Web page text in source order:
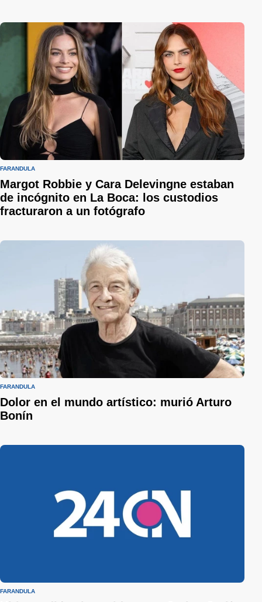
FARÁNDULA
Margot Robbie y Cara Delevingne estaban
de incógnito en La Boca: los custodios
fracturaron a un fotógrafo
FARÁNDULA
Dolor en el mundo artístico: murió Arturo
Bonín
FARÁNDULA